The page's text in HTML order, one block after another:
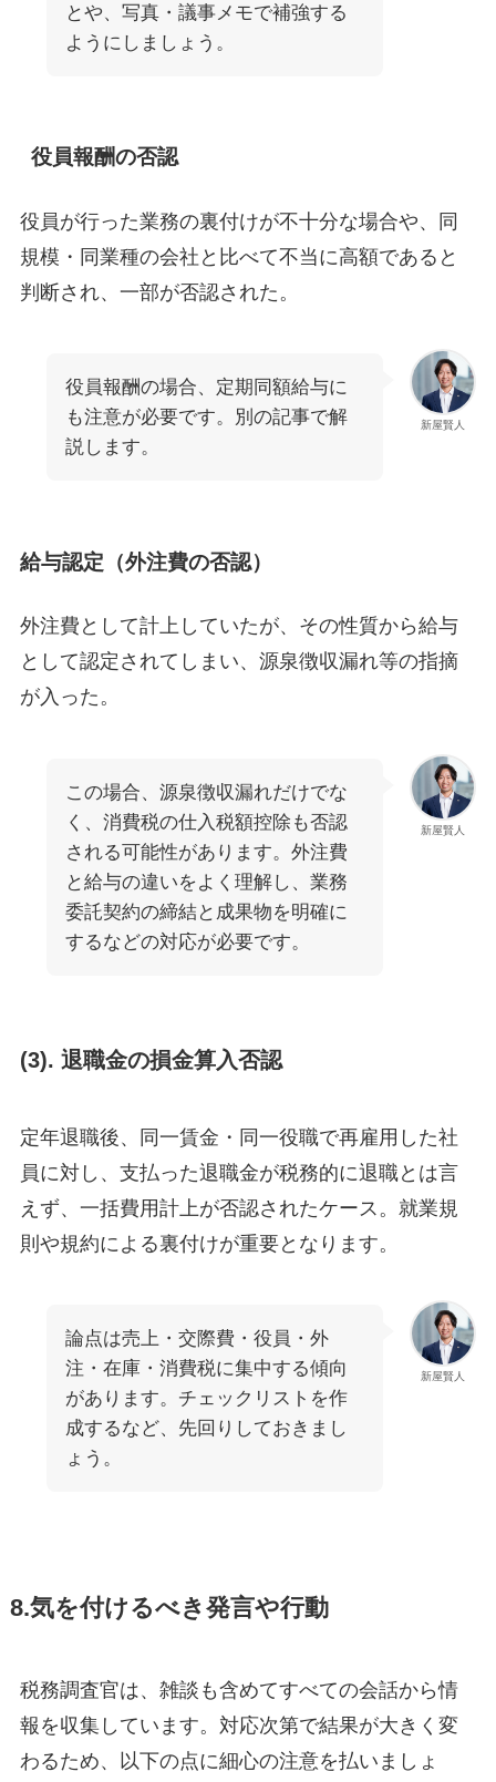
とや、写真・議事メモで補強する
ようにしましょう。
役員報酬の否認
役員が行った業務の裏付けが不十分な場合や、同
規模・同業種の会社と比べて不当に高額であると
判断され、一部が否認された。
新屋賢人
役員報酬の場合、定期同額給与に
も注意が必要です。別の記事で解
説します。
給与認定（外注費の否認）
外注費として計上していたが、その性質から給与
として認定されてしまい、源泉徴収漏れ等の指摘
が入った。
新屋賢人
この場合、源泉徴収漏れだけでな
く、消費税の仕入税額控除も否認
される可能性があります。外注費
と給与の違いをよく理解し、業務
委託契約の締結と成果物を明確に
するなどの対応が必要です。
(3). 退職金の損金算入否認
定年退職後、同一賃金・同一役職で再雇用した社
員に対し、支払った退職金が税務的に退職とは言
えず、一括費用計上が否認されたケース。就業規
則や規約による裏付けが重要となります。
新屋賢人
論点は売上・交際費・役員・外
注・在庫・消費税に集中する傾向
があります。チェックリストを作
成するなど、先回りしておきまし
ょう。
8.気を付けるべき発言や行動
税務調査官は、雑談も含めてすべての会話から情
報を収集しています。対応次第で結果が大きく変
わるため、以下の点に細心の注意を払いましょ